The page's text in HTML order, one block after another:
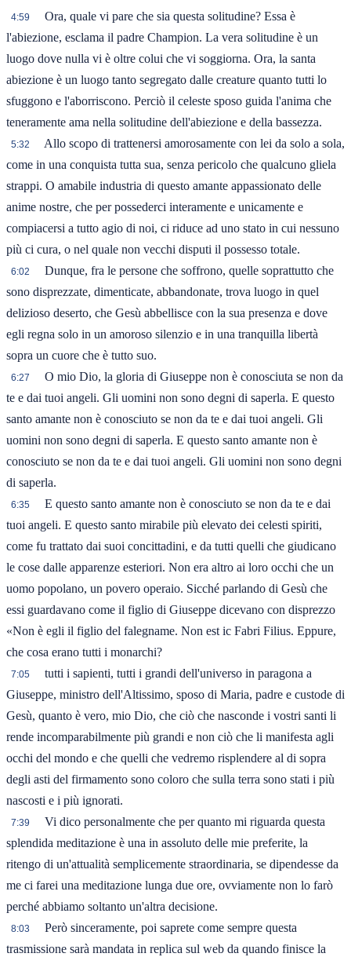
4:59
Ora, quale vi pare che sia questa solitudine? Essa è
l'abiezione, esclama il padre Champion. La vera solitudine è un
luogo dove nulla vi è oltre colui che vi soggiorna. Ora, la santa
abiezione è un luogo tanto segregato dalle creature quanto tutti lo
sfuggono e l'aborriscono. Perciò il celeste sposo guida l'anima che
teneramente ama nella solitudine dell'abiezione e della bassezza.
5:32
Allo scopo di trattenersi amorosamente con lei da solo a sola,
come in una conquista tutta sua, senza pericolo che qualcuno gliela
strappi. O amabile industria di questo amante appassionato delle
anime nostre, che per possederci interamente e unicamente e
compiacersi a tutto agio di noi, ci riduce ad uno stato in cui nessuno
più ci cura, o nel quale non vecchi disputi il possesso totale.
6:02
Dunque, fra le persone che soffrono, quelle soprattutto che
sono disprezzate, dimenticate, abbandonate, trova luogo in quel
delizioso deserto, che Gesù abbellisce con la sua presenza e dove
egli regna solo in un amoroso silenzio e in una tranquilla libertà
sopra un cuore che è tutto suo.
6:27
O mio Dio, la gloria di Giuseppe non è conosciuta se non da
te e dai tuoi angeli. Gli uomini non sono degni di saperla. E questo
santo amante non è conosciuto se non da te e dai tuoi angeli. Gli
uomini non sono degni di saperla. E questo santo amante non è
conosciuto se non da te e dai tuoi angeli. Gli uomini non sono degni
di saperla.
6:35
E questo santo amante non è conosciuto se non da te e dai
tuoi angeli. E questo santo mirabile più elevato dei celesti spiriti,
come fu trattato dai suoi concittadini, e da tutti quelli che giudicano
le cose dalle apparenze esteriori. Non era altro ai loro occhi che un
uomo popolano, un povero operaio. Sicché parlando di Gesù che
essi guardavano come il figlio di Giuseppe dicevano con disprezzo
«Non è egli il figlio del falegname. Non est ic Fabri Filius. Eppure,
che cosa erano tutti i monarchi?
7:05
tutti i sapienti, tutti i grandi dell'universo in paragona a
Giuseppe, ministro dell'Altissimo, sposo di Maria, padre e custode di
Gesù, quanto è vero, mio Dio, che ciò che nasconde i vostri santi li
rende incomparabilmente più grandi e non ciò che li manifesta agli
occhi del mondo e che quelli che vedremo risplendere al di sopra
degli asti del firmamento sono coloro che sulla terra sono stati i più
nascosti e i più ignorati.
7:39
Vi dico personalmente che per quanto mi riguarda questa
splendida meditazione è una in assoluto delle mie preferite, la
ritengo di un'attualità semplicemente straordinaria, se dipendesse da
me ci farei una meditazione lunga due ore, ovviamente non lo farò
perché abbiamo soltanto un'altra decisione.
8:03
Però sinceramente, poi saprete come sempre questa
trasmissione sarà mandata in replica sul web da quando finisce la